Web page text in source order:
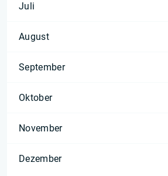
Juli
August
September
Oktober
November
Dezember